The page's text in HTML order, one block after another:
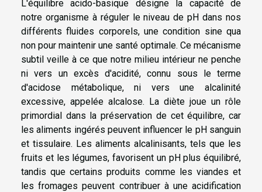
L'équilibre acido-basique désigne la capacité de
notre organisme à réguler le niveau de pH dans nos
différents fluides corporels, une condition sine qua
non pour maintenir une santé optimale. Ce mécanisme
subtil veille à ce que notre milieu intérieur ne penche
ni vers un excès d'acidité, connu sous le terme
d'acidose métabolique, ni vers une alcalinité
excessive, appelée alcalose. La diète joue un rôle
primordial dans la préservation de cet équilibre, car
les aliments ingérés peuvent influencer le pH sanguin
et tissulaire. Les aliments alcalinisants, tels que les
fruits et les légumes, favorisent un pH plus équilibré,
tandis que certains produits comme les viandes et
les fromages peuvent contribuer à une acidification